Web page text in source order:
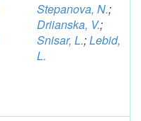
Stepanova, N.;
Driianska, V.;
Snisar, L.;Lebid,
L.